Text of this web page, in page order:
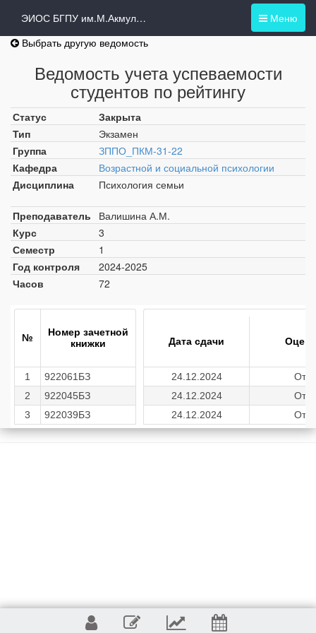
Меню
ЭИОС БГПУ им.М.Акмуллы
Выбрать другую ведомость
Ведомость учета успеваемости
студентов по рейтингу
Статус
Закрыта
Тип
Экзамен
Группа
ЗППО_ПКМ-31-22
Кафедра
Возрастной и социальной психологии
Дисциплина
Психология семьи
Преподаватель
Валишина А.М.
Курс
3
Семестр
1
Год контроля
2024-2025
Часов
72
№
Номер зачетной
книжки
1
922061БЗ
2
922045БЗ
3
922039БЗ
Дата сдачи
24.12.2024
Отл
24.12.2024
Отл
24.12.2024
Отл